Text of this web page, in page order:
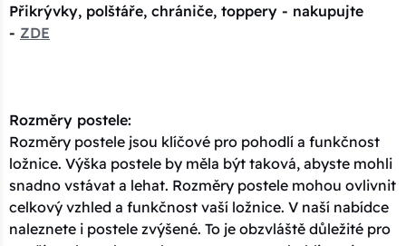
Přikrývky, polštáře, chrániče, toppery - nakupujte
- ZDE
Rozměry postele:
Rozměry postele jsou klíčové pro pohodlí a funkčnost
ložnice. Výška postele by měla být taková, abyste mohli
snadno vstávat a lehat. Rozměry postele mohou ovlivnit
celkový vzhled a funkčnost vaší ložnice. V naší nabídce
naleznete i postele zvýšené. To je obzvláště důležité pro